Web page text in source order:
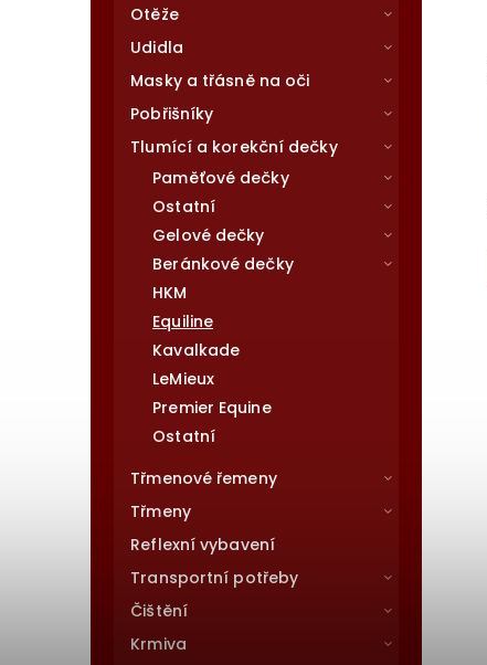
Otěže
Udidla
Masky a třásně na oči
Pobřišníky
Tlumící a korekční dečky
Paměťové dečky
Ostatní
Gelové dečky
Beránkové dečky
HKM
Equiline
Kavalkade
LeMieux
Premier Equine
Ostatní
Třmenové řemeny
Třmeny
Reflexní vybavení
Transportní potřeby
Čištění
Krmiva